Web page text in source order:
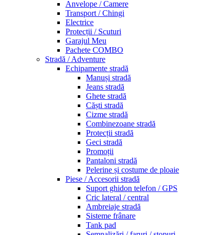
Anvelope / Camere
Transport / Chingi
Electrice
Protecții / Scuturi
Garajul Meu
Pachete COMBO
Stradă / Adventure
Echipamente stradă
Manuși stradă
Jeans stradă
Ghete stradă
Căști stradă
Cizme stradă
Combinezoane stradă
Protecții stradă
Geci stradă
Promoții
Pantaloni stradă
Pelerine și costume de ploaie
Piese / Accesorii stradă
Suport ghidon telefon / GPS
Cric lateral / central
Ambreiaje stradă
Sisteme frânare
Tank pad